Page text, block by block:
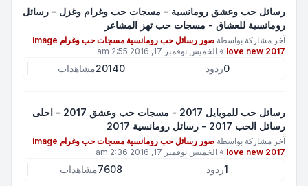
رسائل حب وعشق رومانسية - مسجات حب وغرام وغزل - رسائل
رومانسية للعشاق - مسجات حب تهز المشاعر
آخر مشاركة بواسطة
صور رسائل حب رومانسية مسجات حب وغرام image
love new 2017
» الخميس نوفمبر 17, 2016 2:55 am
0ردود 20140مشاهدات
رسائل حب للموبايل 2017 - مسجات حب وعشق 2017 - احلى
رسائل الحب 2017 - رسائل رومانسية 2017
آخر مشاركة بواسطة
صور رسائل حب رومانسية مسجات حب وغرام image
love new 2017
» الخميس نوفمبر 17, 2016 2:36 am
1ردود 7608مشاهدات